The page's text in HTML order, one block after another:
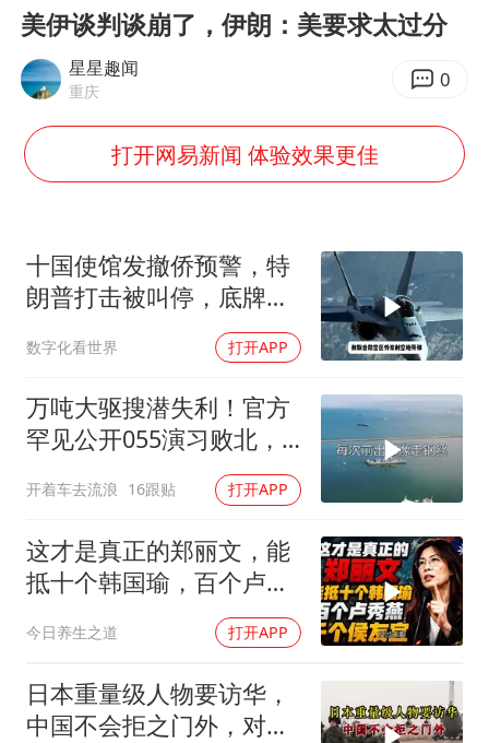
我国外贸延续良好增长态势
广东雷州通报特教老师招聘违规事件
国防部：坚决反制任何闹海挑衅图谋
两名乘客在飞机上因调节座椅起冲突
女儿为争财产堵门阻挠父亲出殡
今日立秋你咬秋了吗
夯实基础开新局
美伊谈判谈崩了，伊朗：美要求太过分
星星趣闻
重庆 0
打开网易新闻 体验效果更佳
十国使馆发撤侨预警，特
朗普打击被叫停，底牌将
数字化看世界 打开APP
万吨大驱搜潜失利！官方
罕见公开055演习败北，
开着车去流浪 16跟贴 打开APP
这才是真正的郑丽文，能
抵十个韩国瑜，百个卢秀
今日养生之道 打开APP
日本重量级人物要访华，
中国不会拒之门外，对日